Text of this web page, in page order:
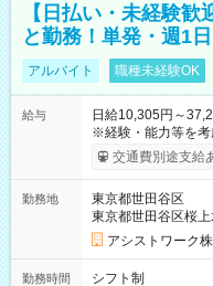
【日払い・未経験
と勤務！単発・週1
アルバイト 職種未経験OK
給与
日給10,305円～
※経験・能力等を考慮
間】試用期間なし
交通費別途支給
勤務地
東京都世田谷区
東京都世田谷区桜
アシストワーク
勤務時間
シフト制